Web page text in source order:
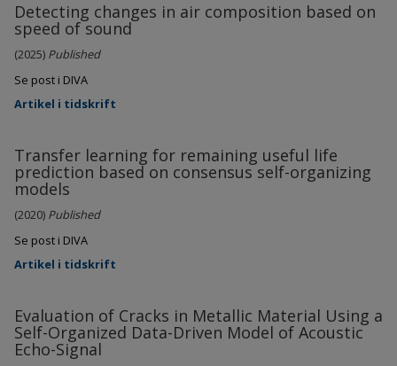
Detecting changes in air composition based on
speed of sound
(2025) Published
Se post i DIVA
Artikel i tidskrift
Transfer learning for remaining useful life
prediction based on consensus self-organizing
models
(2020) Published
Se post i DIVA
Artikel i tidskrift
Evaluation of Cracks in Metallic Material Using a
Self-Organized Data-Driven Model of Acoustic
Echo-Signal